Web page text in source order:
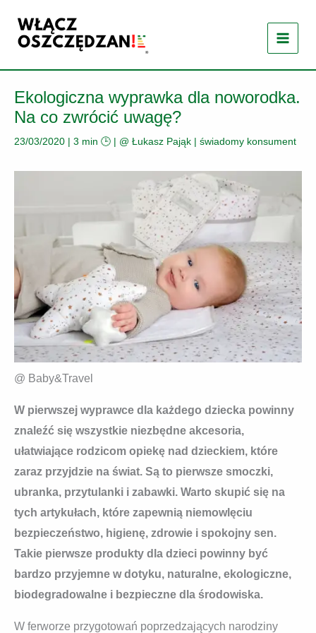
treści
Ekologiczna wyprawka dla noworodka.
Na co zwrócić uwagę?
23/03/2020 | 3 min 🕒 | @ Łukasz Pająk | świadomy konsument
@ Baby&Travel
W pierwszej wyprawce dla każdego dziecka powinny
znaleźć się wszystkie niezbędne akcesoria,
ułatwiające rodzicom opiekę nad dzieckiem, które
zaraz przyjdzie na świat. Są to pierwsze smoczki,
ubranka, przytulanki i zabawki. Warto skupić się na
tych artykułach, które zapewnią niemowlęciu
bezpieczeństwo, higienę, zdrowie i spokojny sen.
Takie pierwsze produkty dla dzieci powinny być
bardzo przyjemne w dotyku, naturalne, ekologiczne,
biodegradowalne i bezpieczne dla środowiska.
W ferworze przygotowań poprzedzających narodziny